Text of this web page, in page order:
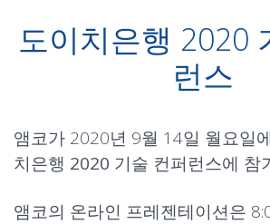
도이치은행 2020
런스
앰코가 2020년 9월 14일 월요일
치은행 2020 기술 컨퍼런스에 참
앰코의 온라인 프레젠테이션은